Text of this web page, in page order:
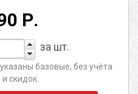
Р.
за шт.
базовые, без учёта
скидок.